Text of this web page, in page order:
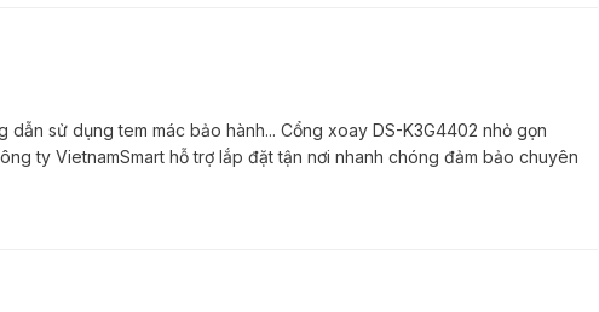
sử dụng tem mác bảo hành... Cổng xoay DS-K3G4402 nhỏ gọn
ty VietnamSmart hỗ trợ lắp đặt tận nơi nhanh chóng đảm bảo chuyên